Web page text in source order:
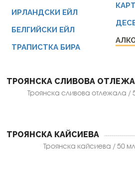
ИРЛАНДСКИ ЕЙЛ
БЕЛГИЙСКИ ЕЙЛ
ТРАПИСТКА БИРА
ТРОЯНСКА СЛИВОВА
Троянска сливова отлежала /
ТРОЯНСКА КАЙСИЕВА
Троянска кайсиева / 50